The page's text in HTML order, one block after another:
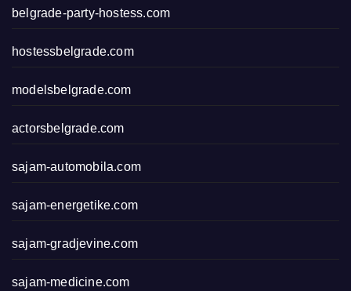
belgrade-party-hostess.com
hostessbelgrade.com
modelsbelgrade.com
actorsbelgrade.com
sajam-automobila.com
sajam-energetike.com
sajam-gradjevine.com
sajam-medicine.com